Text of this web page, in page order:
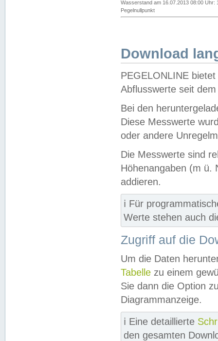
Wasserstand am 16.07.2013 08:00 Uhr:
Pegelnullpunkt
Download
PEGELONLINE
Abflusswerte seit
Bei den
Diese Messwerte
oder andere
Die Messwerte sind
Höhenangaben (m ü.
addieren.
ℹ️ Für
Werte stehen auch
Zugriff auf die
Um die Daten
Tabelle zu einem
Sie dann die Option
Diagrammanzeige.
ℹ️ Eine detaillierte
den gesamten